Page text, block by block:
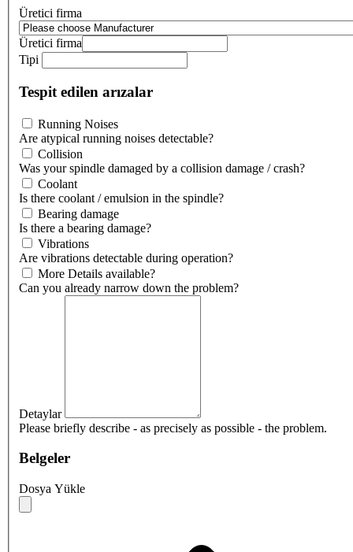
Üretici firma
Üretici firma
Tipi
Tespit edilen arızalar
Running Noises
Are atypical running noises detectable?
Collision
Was your spindle damaged by a collision damage / crash?
Coolant
Is there coolant / emulsion in the spindle?
Bearing damage
Is there a bearing damage?
Vibrations
Are vibrations detectable during operation?
More Details available?
Can you already narrow down the problem?
Detaylar
Please briefly describe - as precisely as possible - the problem.
Belgeler
Dosya Yükle